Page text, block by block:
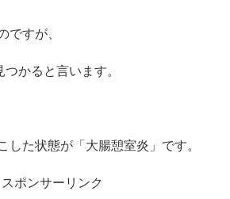
ですが、
かると言います。
した状態が「大腸憩室炎」です。
スポンサーリンク